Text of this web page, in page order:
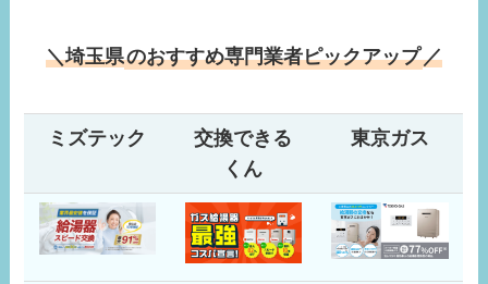
＼埼玉県のおすすめ専門業者ピックアップ／
ミズテック
交換できる
くん
東京ガス